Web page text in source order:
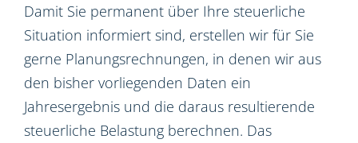
Damit Sie permanent über Ihre steuerliche
Situation informiert sind, erstellen wir für Sie
gerne Planungsrechnungen, in denen wir aus
den bisher vorliegenden Daten ein
Jahresergebnis und die daraus resultierende
steuerliche Belastung berechnen. Das